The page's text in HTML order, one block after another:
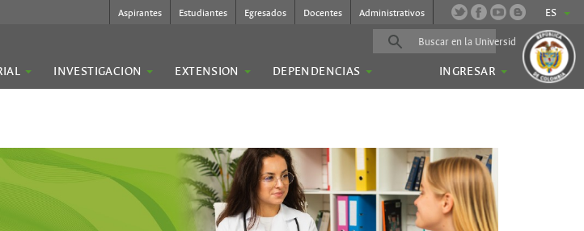
ES
Aspirantes Estudiantes Egresados Docentes Administrativos
INVESTIGACION EXTENSION DEPENDENCIAS
INGRESAR